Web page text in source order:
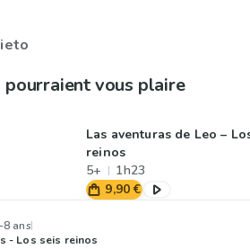
pourraient vous plaire
Las aventuras de Leo –
reinos
5+
1h23
9,90 €
8 ans
- Los seis reinos